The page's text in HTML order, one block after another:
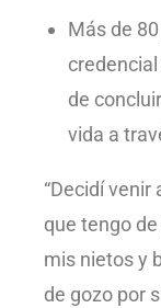
Más de
de
vida a
“Decidí venir
que tengo
mis nietos y
de gozo por